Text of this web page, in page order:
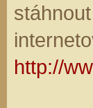
http://